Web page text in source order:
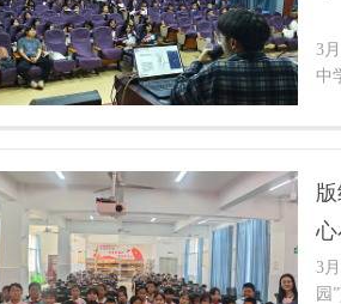
3
中
3
园